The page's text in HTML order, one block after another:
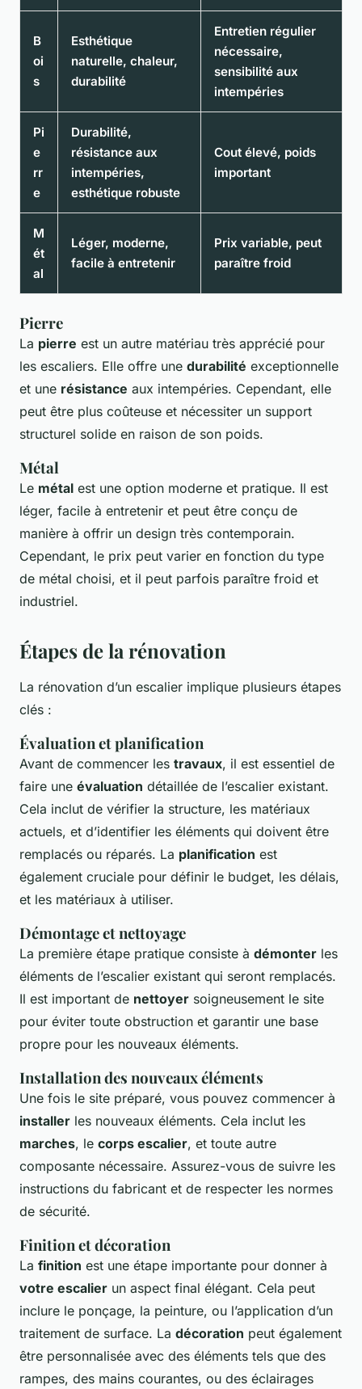
B
oi
s
Esthétique
naturelle, chaleur,
durabilité
Entretien régulier
nécessaire,
sensibilité aux
intempéries
Pi
e
rr
e
Durabilité,
résistance aux
intempéries,
esthétique robuste
Cout élevé, poids
important
M
ét
al
Léger, moderne,
facile à entretenir
Prix variable, peut
paraître froid
Pierre
La pierre est un autre matériau très apprécié pour
les escaliers. Elle offre une durabilité exceptionnelle
et une résistance aux intempéries. Cependant, elle
peut être plus coûteuse et nécessiter un support
structurel solide en raison de son poids.
Métal
Le métal est une option moderne et pratique. Il est
léger, facile à entretenir et peut être conçu de
manière à offrir un design très contemporain.
Cependant, le prix peut varier en fonction du type
de métal choisi, et il peut parfois paraître froid et
industriel.
Étapes de la rénovation
La rénovation d’un escalier implique plusieurs étapes
clés :
Évaluation et planification
Avant de commencer les travaux, il est essentiel de
faire une évaluation détaillée de l’escalier existant.
Cela inclut de vérifier la structure, les matériaux
actuels, et d’identifier les éléments qui doivent être
remplacés ou réparés. La planification est
également cruciale pour définir le budget, les délais,
et les matériaux à utiliser.
Démontage et nettoyage
La première étape pratique consiste à démonter les
éléments de l’escalier existant qui seront remplacés.
Il est important de nettoyer soigneusement le site
pour éviter toute obstruction et garantir une base
propre pour les nouveaux éléments.
Installation des nouveaux éléments
Une fois le site préparé, vous pouvez commencer à
installer les nouveaux éléments. Cela inclut les
marches, le corps escalier, et toute autre
composante nécessaire. Assurez-vous de suivre les
instructions du fabricant et de respecter les normes
de sécurité.
Finition et décoration
La finition est une étape importante pour donner à
votre escalier un aspect final élégant. Cela peut
inclure le ponçage, la peinture, ou l’application d’un
traitement de surface. La décoration peut également
être personnalisée avec des éléments tels que des
rampes, des mains courantes, ou des éclairages